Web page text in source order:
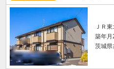
ＪＲ
築年
茨城県